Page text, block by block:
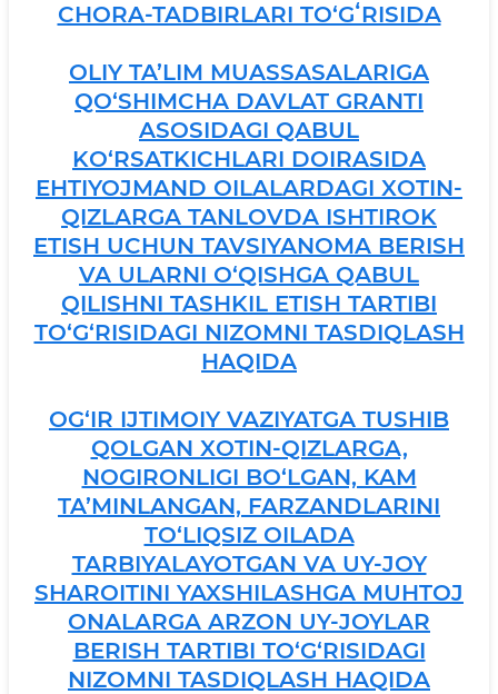
CHORA-TADBIRLARI TO‘GʻRISIDA
OLIY TA’LIM MUASSASALARIGA
QO‘SHIMCHA DAVLAT GRANTI
ASOSIDAGI QABUL
KO‘RSATKICHLARI DOIRASIDA
EHTIYOJMAND OILALARDAGI XOTIN-
QIZLARGA TANLOVDA ISHTIROK
ETISH UCHUN TAVSIYANOMA BERISH
VA ULARNI O‘QISHGA QABUL
QILISHNI TASHKIL ETISH TARTIBI
TO‘G‘RISIDAGI NIZOMNI TASDIQLASH
HAQIDA
OG‘IR IJTIMOIY VAZIYATGA TUSHIB
QOLGAN XOTIN-QIZLARGA,
NOGIRONLIGI BO‘LGAN, KAM
TA’MINLANGAN, FARZANDLARINI
TO‘LIQSIZ OILADA
TARBIYALAYOTGAN VA UY-JOY
SHAROITINI YAXSHILASHGA MUHTOJ
ONALARGA ARZON UY-JOYLAR
BERISH TARTIBI TO‘G‘RISIDAGI
NIZOMNI TASDIQLASH HAQIDA